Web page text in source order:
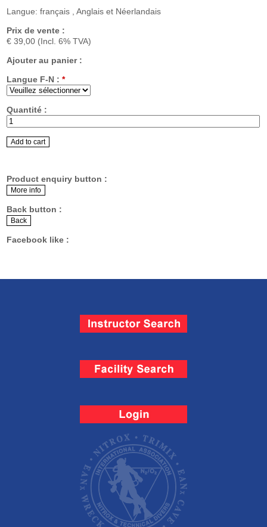
Langue: français , Anglais et Néerlandais
Prix de vente :
€ 39,00 (Incl. 6% TVA)
Ajouter au panier :
Langue F-N : *
Quantité :
Product enquiry button :
Back button :
Facebook like :